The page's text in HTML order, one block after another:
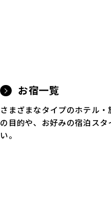
お宿一覧
さまざまなタイプのホテル
の目的や、お好みの宿泊ス
い。